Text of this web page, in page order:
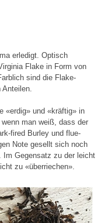
erledigt. Optisch
Flake in Form von
sind die Flake-
«erdig» und «kräftig» in
man weiß, dass der
fired Burley und flue-
Note gesellt sich noch
Im Gegensatz zu der leicht
zu «überriechen».